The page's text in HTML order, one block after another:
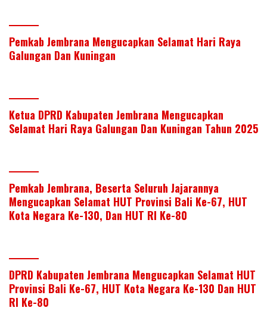
Pemkab Jembrana Mengucapkan Selamat Hari Raya
Galungan Dan Kuningan
Ketua DPRD Kabupaten Jembrana Mengucapkan
Selamat Hari Raya Galungan Dan Kuningan Tahun 2025
Pemkab Jembrana, Beserta Seluruh Jajarannya
Mengucapkan Selamat HUT Provinsi Bali Ke-67, HUT
Kota Negara Ke-130, Dan HUT RI Ke-80
DPRD Kabupaten Jembrana Mengucapkan Selamat HUT
Provinsi Bali Ke-67, HUT Kota Negara Ke-130 Dan HUT
RI Ke-80